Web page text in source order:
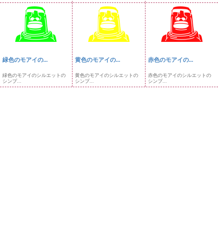
緑色のモアイの...
緑色のモアイのシルエットの
シンプ...
黄色のモアイの...
黄色のモアイのシルエットの
シンプ...
赤色のモアイの...
赤色のモアイのシルエットの
シンプ...